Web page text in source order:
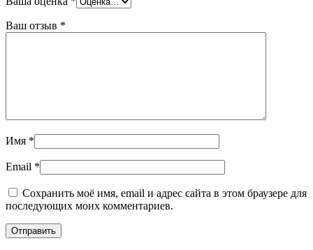
Ваш отзыв *
Имя *
Email *
Сохранить моё имя, email и адрес сайта в этом браузере для
последующих моих комментариев.